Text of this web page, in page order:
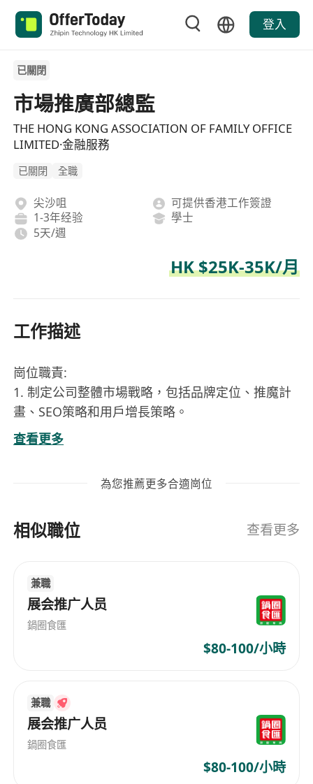
登入
已關閉
市場推廣部總監
THE HONG KONG ASSOCIATION OF FAMILY OFFICE
LIMITED·金融服務
已關閉 全職
尖沙咀
可提供香港工作簽證
1-3年经验
學士
5天/週
HK $25K-35K/月
工作描述
崗位職責:
1. 制定公司整體市場戰略，包括品牌定位、推魔計
畫、SEO策略和用戶增長策略。
2. 市場活動的規劃與執行、確保策略與業務目標監
督保持一致。
提升自然流量。
術以提升搜索引擎表現。
高質量。
6. 管理線上和線下市場推廣活動，包括廣告投放、
地推活動及上品活動。
7.利用數據分析洞察用戶行為，追蹤市場和SEO活動
崗位要求:
1.市場行銷、商業管理或相關專業本科及以上學
查看更多
為您推薦更多合適崗位
相似職位 查看更多
兼職
展会推广人员
鍋圈食匯
$80-100/小時
兼職
展会推广人员
鍋圈食匯
$80-100/小時